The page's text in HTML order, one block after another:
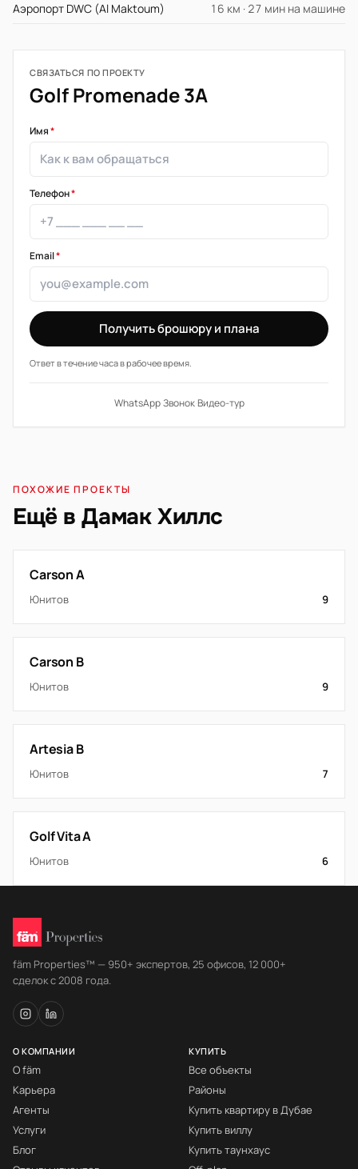
Аэропорт DWC (Al Maktoum) 16 км · 27 мин на машине
СВЯЗАТЬСЯ ПО ПРОЕКТУ
Golf Promenade 3A
Имя*
Телефон*
Email*
Получить брошюру и плана
Ответ в течение часа в рабочее время.
WhatsApp·Звонок·Видео-тур
ПОХОЖИЕ ПРОЕКТЫ
Ещё в Дамак Хиллс
Carson A
Юнитов 9
Carson B
Юнитов 9
Artesia B
Юнитов 7
Golf Vita A
Юнитов 6
fäm Properties™ — 950+ экспертов, 25 офисов, 12 000+
сделок с 2008 года.
О КОМПАНИИ
О fäm
Карьера
Агенты
Услуги
Блог
КУПИТЬ
Все объекты
Районы
Купить квартиру в Дубае
Купить виллу
Купить таунхаус